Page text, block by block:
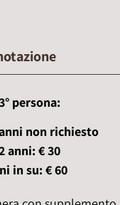
persona:
non richiesto
anni: € 30
in su: € 60